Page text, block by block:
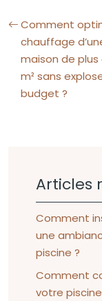
Comment
chauffage
maison de plus
m² sans
budget ?
Articles
Comment
une
piscine ?
Comment
votre